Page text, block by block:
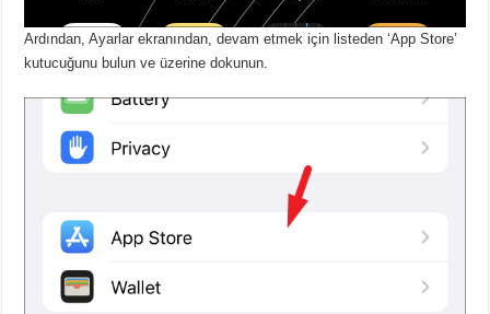
Ardından, Ayarlar ekranından, devam etmek için listeden ‘App Store’
kutucuğunu bulun ve üzerine dokunun.